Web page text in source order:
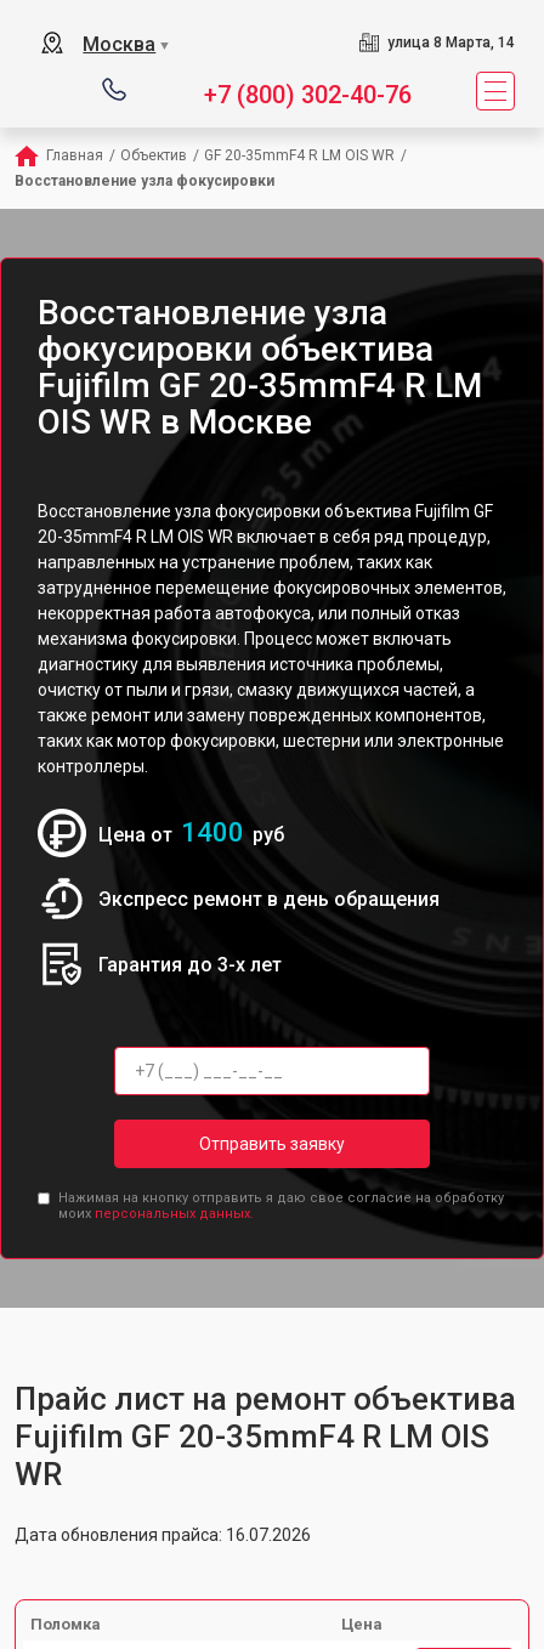
Москва ▼ улица 8 Марта, 14
+7 (800) 302-40-76
Главная / Объектив / GF 20-35mmF4 R LM OIS WR /
Восстановление узла фокусировки
Восстановление узла
фокусировки объектива
Fujifilm GF 20-35mmF4 R LM
OIS WR в Москве
Восстановление узла фокусировки объектива Fujifilm GF
20-35mmF4 R LM OIS WR включает в себя ряд процедур,
направленных на устранение проблем, таких как
затрудненное перемещение фокусировочных элементов,
некорректная работа автофокуса, или полный отказ
механизма фокусировки. Процесс может включать
диагностику для выявления источника проблемы,
очистку от пыли и грязи, смазку движущихся частей, а
также ремонт или замену поврежденных компонентов,
таких как мотор фокусировки, шестерни или электронные
контроллеры.
Цена от 1400 руб
Экспресс ремонт в день обращения
Гарантия до 3-х лет
Отправить заявку
Нажимая на кнопку отправить я даю свое согласие на обработку
моих персональных данных.
Прайс лист на ремонт объектива
Fujifilm GF 20-35mmF4 R LM OIS
WR
Дата обновления прайса: 16.07.2026
Поломка Цена